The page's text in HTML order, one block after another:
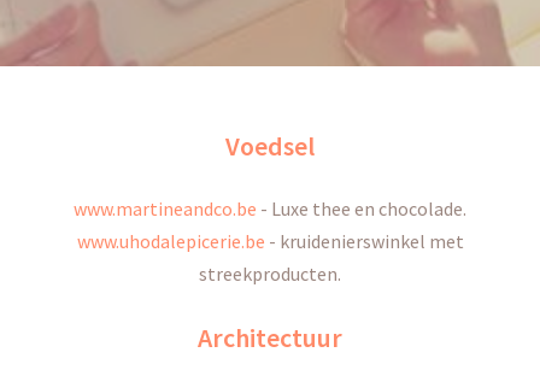
Voedsel
www.martineandco.be - Luxe thee en chocolade.
www.uhodalepicerie.be - kruidenierswinkel met
streekproducten.
Architectuur